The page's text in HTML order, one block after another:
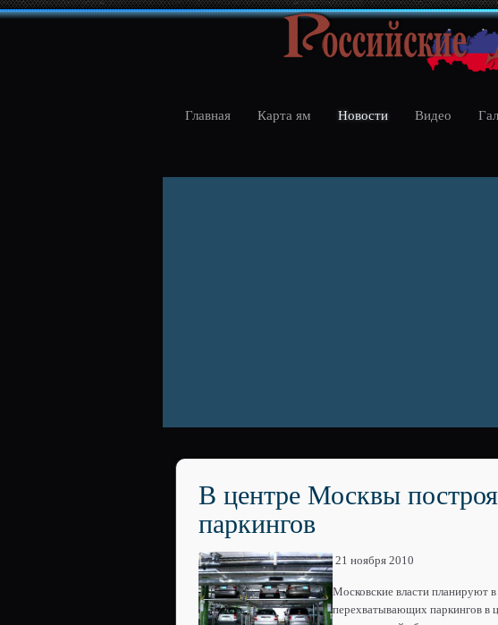
Главная Карта ям Новости Видео
В центре Москвы
паркингов
21 ноября 2010
Московские власти планируют
перехватывающих паркингов в